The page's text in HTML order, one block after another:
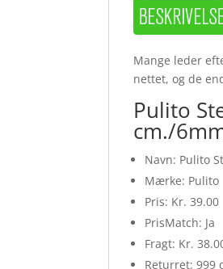
Mange leder
nettet, og de
Pulito
cm./
Navn: Pulito
Mærke: Pulito
Pris: Kr. 39.00
PrisMatch: Ja
Fragt: Kr.
Returret: 999